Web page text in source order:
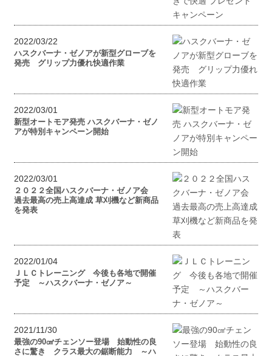
2022/03/22
ハスクバーナ・ゼノアが新型グローブを
発売 グリップ力優れ快適作業
2022/03/01
新型オートモア発売 ハスクバーナ・ゼノ
アが特別キャンペーン開始
2022/03/01
２０２２全国ハスクバーナ・ゼノア会
過去最高の売上高達成 草刈機など新商品
を発表
2022/01/04
ＪＬＣトレーニング 今後も各地で開催
予定 ～ハスクバーナ・ゼノア～
2021/11/30
最強の90㎤チェンソー登場 始動性の良
さに驚き クラス最大の鋸断能力 ～ハ